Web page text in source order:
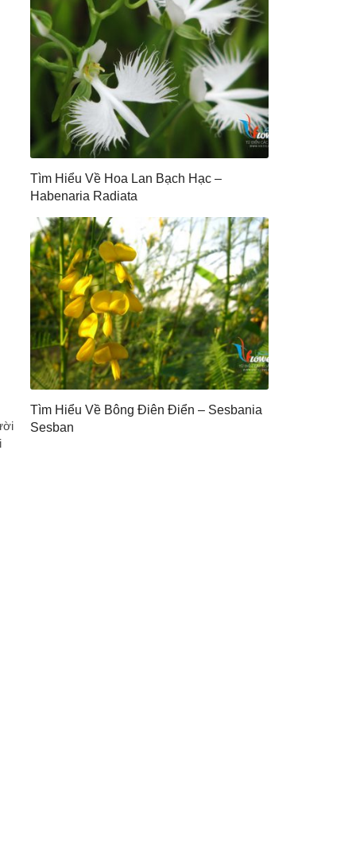
Tìm Hiểu Về Hoa Lan Bạch Hạc –
Habenaria Radiata
Tìm Hiểu Về Bông Điên Điển – Sesbania
Sesban